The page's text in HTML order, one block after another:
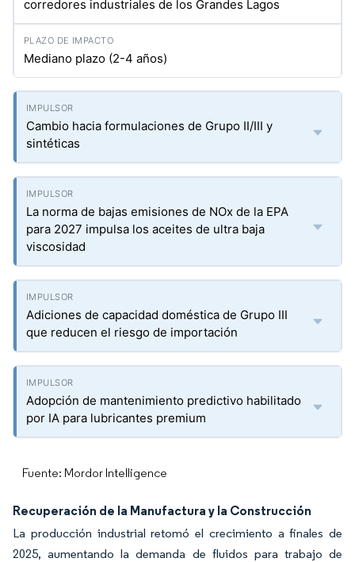
corredores industriales de los Grandes Lagos
Mediano plazo (2-4 años)
Cambio hacia formulaciones de Grupo II/III y
sintéticas
La norma de bajas emisiones de NOx de la EPA
para 2027 impulsa los aceites de ultra baja
viscosidad
Adiciones de capacidad doméstica de Grupo III
que reducen el riesgo de importación
Adopción de mantenimiento predictivo habilitado
por IA para lubricantes premium
Fuente: Mordor Intelligence
Recuperación de la Manufactura y la Construcción
La producción industrial retomó el crecimiento a finales de
2025, aumentando la demanda de fluidos para trabajo de